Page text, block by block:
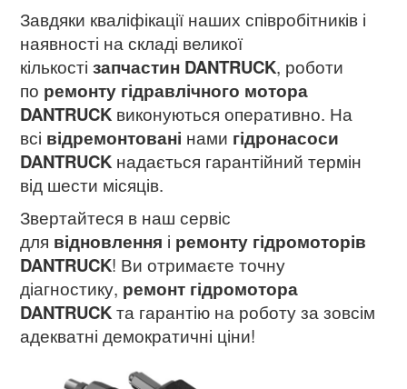
Завдяки кваліфікації наших співробітників і
наявності на складі великої
кількостізапчастин DANTRUCK, роботи
по ремонту гідравлічного мотора
DANTRUCK виконуються оперативно. На
всі відремонтовані нами гідронасоси
DANTRUCK надається гарантійний термін
від шести місяців.
Звертайтеся в наш сервіс
для відновлення і ремонту гідромоторів
DANTRUCK! Ви отримаєте точну
діагностику, ремонт гідромотора
DANTRUCKта гарантію на роботу за зовсім
адекватні демократичні ціни!